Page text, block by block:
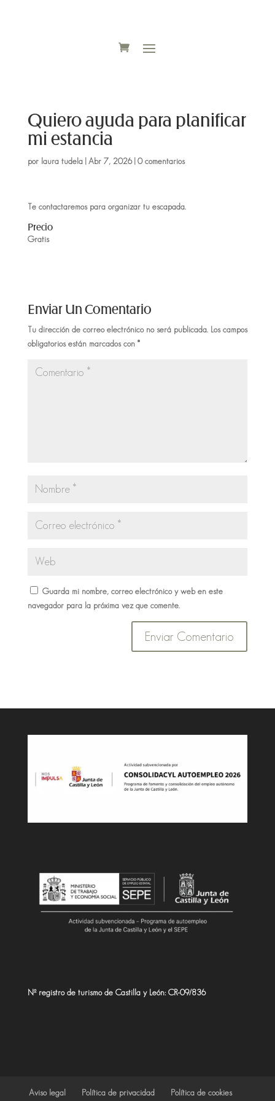
Quiero ayuda para planificar
mi estancia
por laura tudela| Abr 7, 2026| 0 comentarios
Te contactaremos para organizar tu escapada.
Precio
Gratis
Enviar Un Comentario
Tu dirección de correo electrónico no será publicada. Los campos
obligatorios están marcados con *
Guarda mi nombre, correo electrónico y web en este
navegador para la próxima vez que comente.
Nº registro de turismo de Castilla y León: CR-09/836
Aviso legal Política de privacidad Política de cookies